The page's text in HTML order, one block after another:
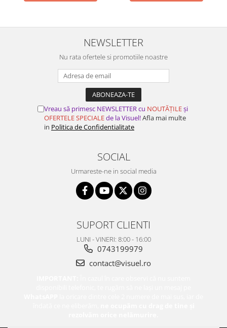
NEWSLETTER
Nu rata ofertele si promotiile noastre
Vreau să primesc NEWSLETTER cu NOUTĂȚILEși
OFERTELE SPECIALEde la Visuel!Afla mai multe
in Politica de Confidentialitate
SOCIAL
Urmareste-ne in social media
SUPORT CLIENTI
LUNI - VINERI: 8:00 - 16:00
0743199979
contact@visuel.ro